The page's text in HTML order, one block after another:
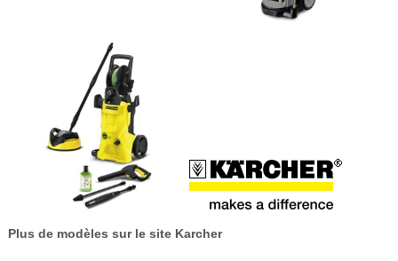
Plus de modèles sur le site Karcher